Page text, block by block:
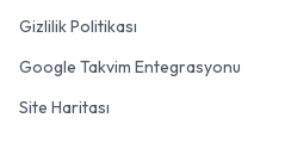
Gizlilik Politikası
Google Takvim Entegrasyonu
Site Haritası